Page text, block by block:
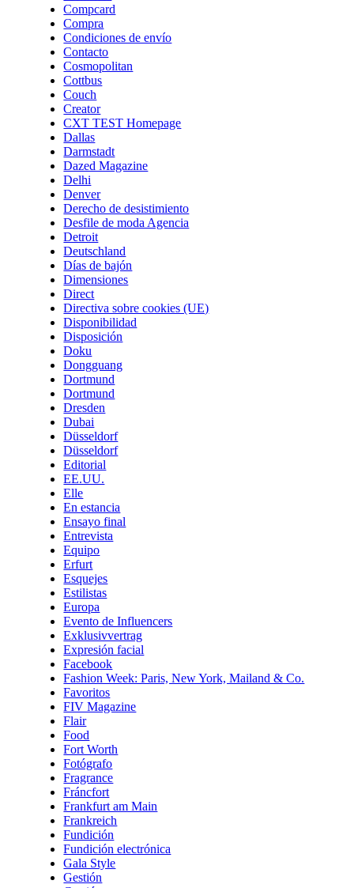
Compcard
Compra
Condiciones de envío
Contacto
Cosmopolitan
Cottbus
Couch
Creator
CXT TEST Homepage
Dallas
Darmstadt
Dazed Magazine
Delhi
Denver
Derecho de desistimiento
Desfile de moda Agencia
Detroit
Deutschland
Días de bajón
Dimensiones
Direct
Directiva sobre cookies (UE)
Disponibilidad
Disposición
Doku
Dongguang
Dortmund
Dortmund
Dresden
Dubai
Düsseldorf
Düsseldorf
Editorial
EE.UU.
Elle
En estancia
Ensayo final
Entrevista
Equipo
Erfurt
Esquejes
Estilistas
Europa
Evento de Influencers
Exklusivvertrag
Expresión facial
Facebook
Fashion Week: Paris, New York, Mailand & Co.
Favoritos
FIV Magazine
Flair
Food
Fort Worth
Fotógrafo
Fragrance
Fráncfort
Frankfurt am Main
Frankreich
Fundición
Fundición electrónica
Gala Style
Gestión